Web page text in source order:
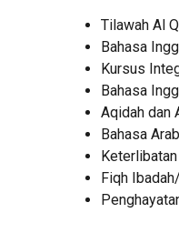
Tilawah Al
Bahasa
Kursus
Bahasa
Aqidah dan
Bahasa
Fiqh